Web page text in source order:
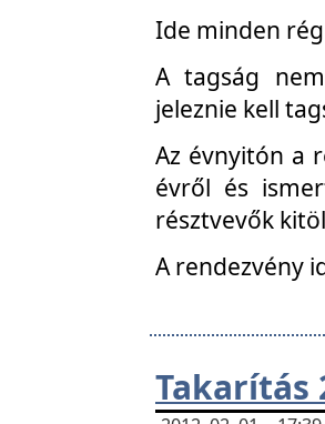
Ide minden
A tagság
jeleznie kell
Az évnyitón a
évről és
résztvevők
A rendezvény
Takarítás